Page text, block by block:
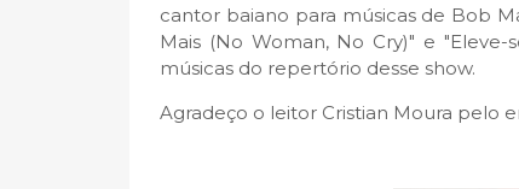
cantor baiano para músicas de Bob
Mais (No Woman, No Cry)" e
músicas do repertório desse show.
Agradeço o leitor Cristian Moura pelo